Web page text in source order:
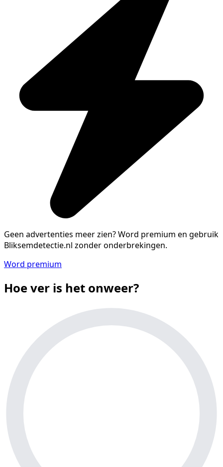
Geen advertenties meer zien?Word premium en gebruik
Bliksemdetectie.nl zonder onderbrekingen.
Word premium
Hoe ver is het onweer?